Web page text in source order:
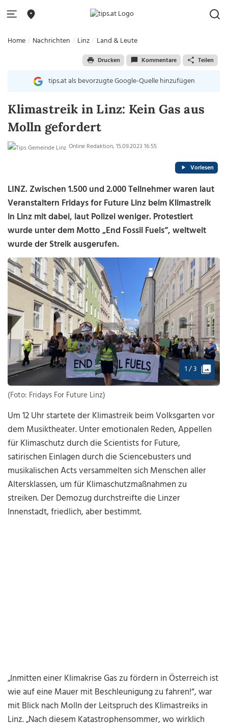
Home Nachrichten Linz Land & Leute
Drucken Kommentare Teilen
tips.at als bevorzugte Google-Quelle hinzufügen
Klimastreik in Linz: Kein Gas aus
Molln gefordert
Online Redaktion, 15.09.2023 16:55
Vorlesen
LINZ. Zwischen 1.500 und 2.000 Teilnehmer waren laut
Veranstaltern Fridays for Future Linz beim Klimastreik
in Linz mit dabei, laut Polizei weniger. Protestiert
wurde unter dem Motto „End Fossil Fuels“, weltweit
wurde der Streik ausgerufen.
1 / 3
(Foto: Fridays For Future Linz)
Um 12 Uhr startete der Klimastreik beim Volksgarten vor
dem Musiktheater. Unter emotionalen Reden, Appellen
für Klimaschutz durch die Scientists for Future,
satirischen Einlagen durch die Sciencebusters und
musikalischen Acts versammelten sich Menschen aller
Altersklassen, um für Klimaschutzmaßnahmen zu
streiken. Der Demozug durchstreifte die Linzer
Innenstadt, friedlich, aber bestimmt.
„Inmitten einer Klimakrise Gas zu fördern in Österreich ist
wie auf eine Mauer mit Beschleunigung zu fahren!“, war
mit Blick nach Molln der Leitspruch des Klimastreiks in
Linz. „Nach diesem Katastrophensommer, wo wirklich